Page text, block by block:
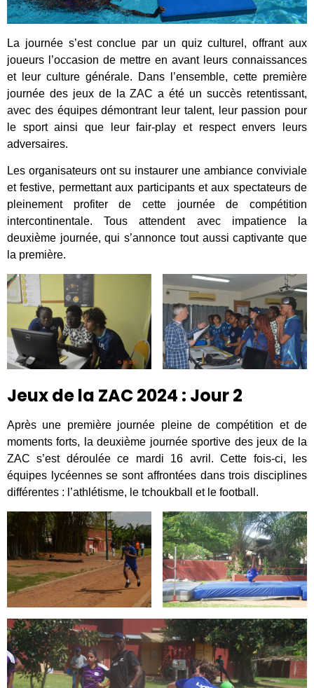
La journée s’est conclue par un quiz culturel, offrant aux
joueurs l’occasion de mettre en avant leurs connaissances
et leur culture générale. Dans l’ensemble, cette première
journée des jeux de la ZAC a été un succès retentissant,
avec des équipes démontrant leur talent, leur passion pour
le sport ainsi que leur fair-play et respect envers leurs
adversaires.
Les organisateurs ont su instaurer une ambiance conviviale
et festive, permettant aux participants et aux spectateurs de
pleinement profiter de cette journée de compétition
intercontinentale. Tous attendent avec impatience la
deuxième journée, qui s’annonce tout aussi captivante que
la première.
Jeux de la ZAC 2024 : Jour 2
Après une première journée pleine de compétition et de
moments forts, la deuxième journée sportive des jeux de la
ZAC s’est déroulée ce mardi 16 avril. Cette fois-ci, les
équipes lycéennes se sont affrontées dans trois disciplines
différentes : l’athlétisme, le tchoukball et le football.